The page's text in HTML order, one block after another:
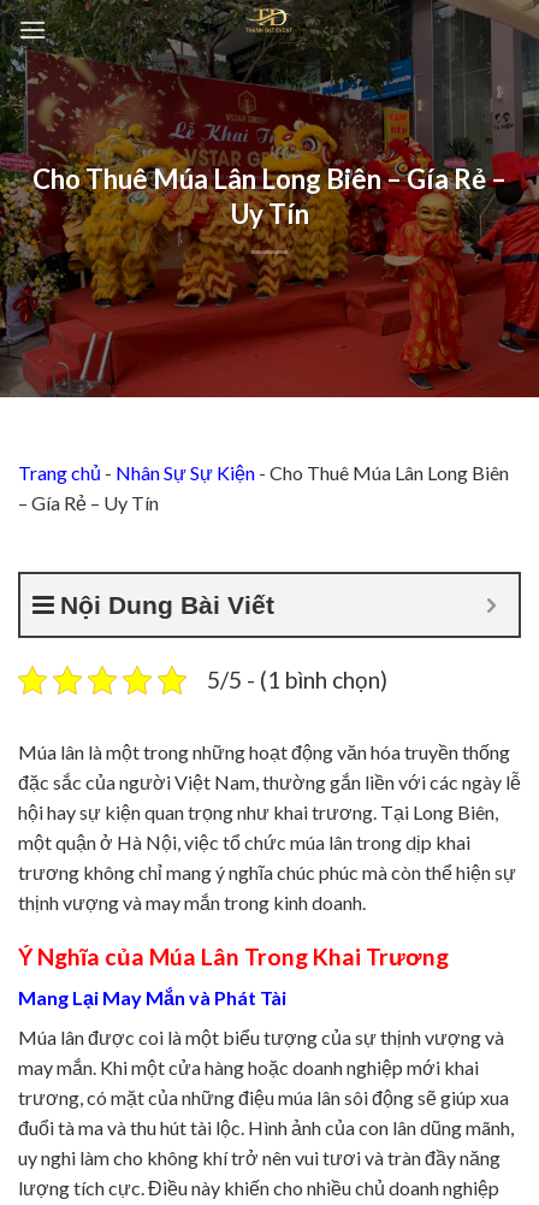
Chuyển
đến
nội
dung
Cho Thuê Múa Lân Long Biên – Gía Rẻ –
Uy Tín
Trang chủ - Nhân Sự Sự Kiện - Cho Thuê Múa Lân Long Biên
– Gía Rẻ – Uy Tín
Nội Dung Bài Viết
5/5 - (1 bình chọn)
Múa lân là một trong những hoạt động văn hóa truyền thống
đặc sắc của người Việt Nam, thường gắn liền với các ngày lễ
hội hay sự kiện quan trọng như khai trương. Tại Long Biên,
một quận ở Hà Nội, việc tổ chức múa lân trong dịp khai
trương không chỉ mang ý nghĩa chúc phúc mà còn thể hiện sự
thịnh vượng và may mắn trong kinh doanh.
Ý Nghĩa của Múa Lân Trong Khai Trương
Mang Lại May Mắn và Phát Tài
Múa lân được coi là một biểu tượng của sự thịnh vượng và
may mắn. Khi một cửa hàng hoặc doanh nghiệp mới khai
trương, có mặt của những điệu múa lân sôi động sẽ giúp xua
đuổi tà ma và thu hút tài lộc. Hình ảnh của con lân dũng mãnh,
uy nghi làm cho không khí trở nên vui tươi và tràn đầy năng
lượng tích cực. Điều này khiến cho nhiều chủ doanh nghiệp